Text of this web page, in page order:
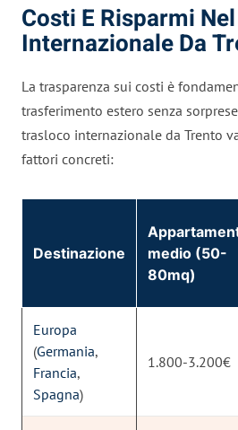
Costi E Risparmi
Internazionale Da
La trasparenza sui costi è
trasferimento estero senza
trasloco internazionale da Trento
fattori concreti:
Destinazione
medio (50-
80mq)
Europa
(Germania,
Francia,
Spagna)
1.800-3.200€